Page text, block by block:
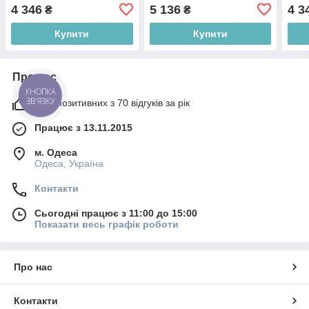
4 346 ₴
Купити
5 136₴
Купити
4
Про нас
97% позитивних з 70 відгуків за рік
Працює з 13.11.2015
м. Одеса
Одеса, Україна
Контакти
Сьогодні працює з 11:00 до 15:00
Показати весь графік роботи
Про нас
Контакти
КНОПКА
ЗВ'ЯЗКУ